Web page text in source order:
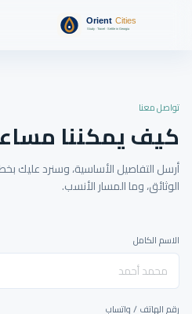
تواصل معنا
كيف يمكننا
أرسل التفاصيل الأساسية، وسنرد عليك
الوثائق، وما المسار الأنسب.
الاسم الكامل
رقم الهاتف / واتساب